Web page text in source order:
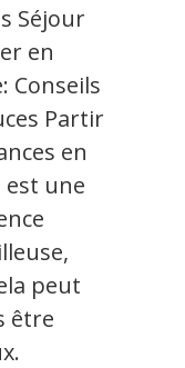
Séjour
en
Conseils
Partir
en
une
peut
être